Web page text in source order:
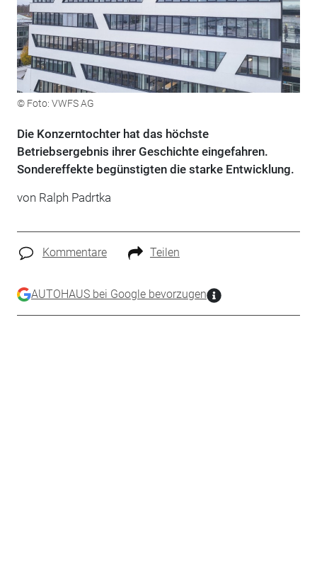
© Foto: VWFS AG
Die Konzerntochter hat das höchste
Betriebsergebnis ihrer Geschichte eingefahren.
Sondereffekte begünstigten die starke Entwicklung.
von Ralph Padrtka
Kommentare Teilen
AUTOHAUS bei Google bevorzugen